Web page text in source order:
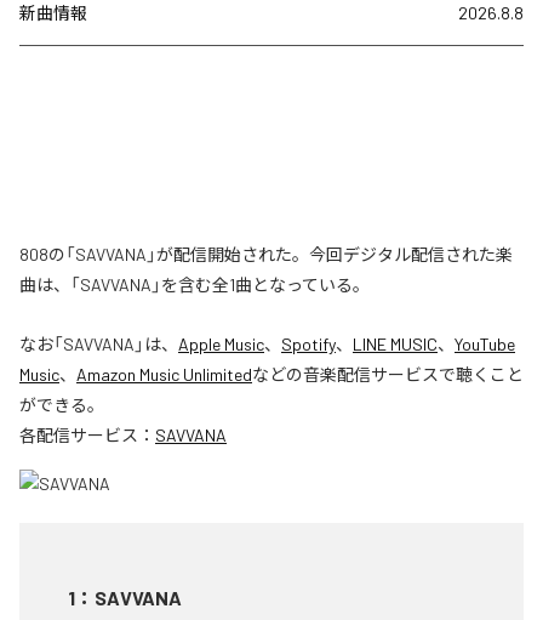
新曲情報 2026.8.8
808の「SAVVANA」が配信開始された。今回デジタル配信された楽
曲は、「SAVVANA」を含む全1曲となっている。
なお「SAVVANA 」は、 Apple Music、 Spotify、 LINE MUSIC、 YouTube
Music、 Amazon Music Unlimitedなどの音楽配信サービスで聴くこと
ができる。
各配信サービス： SAVVANA
1 ： SAVVANA